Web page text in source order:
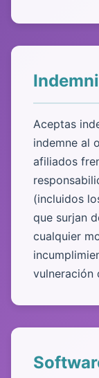
Aceptas
indemne al
afiliados
(incluidos
que surjan
cualquier
vulneración